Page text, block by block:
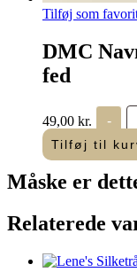
Tilføj som
DMC
fed
49,00 kr. -
g
Tilføj til
Måske er
Relaterede